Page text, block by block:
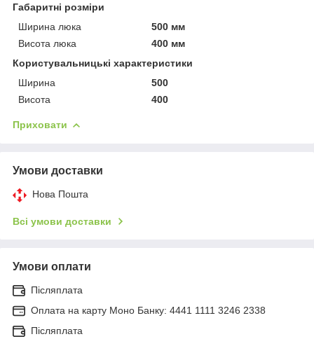
Габаритні розміри
Ширина люка
500 мм
Висота люка
400 мм
Користувальницькі характеристики
Ширина
500
Висота
400
Приховати
Умови доставки
Нова Пошта
Всі умови доставки
Умови оплати
Післяплата
Оплата на карту Моно Банку: 4441 1111 3246 2338
Післяплата